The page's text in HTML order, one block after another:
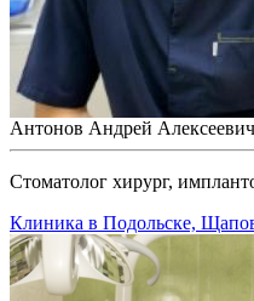
Антонов Андрей Алексеевич
Стоматолог хирург,
Клиника в Подольске,